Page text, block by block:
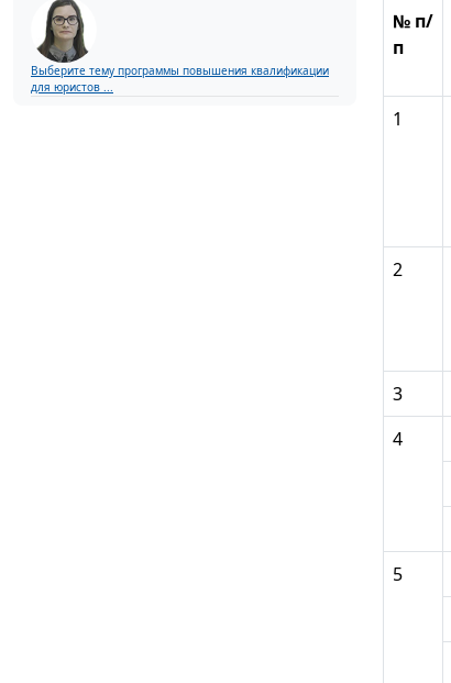
Выберите тему программы повышения квалификации
для юристов ...
№ п/
п
1
2
3
4
5